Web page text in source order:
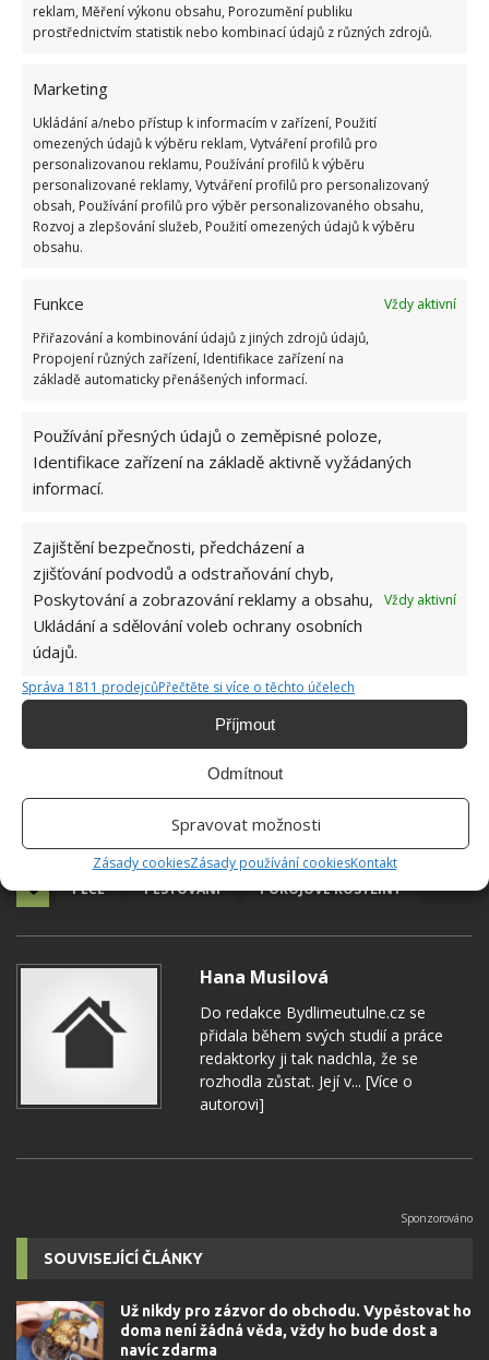
reklam, Měření výkonu obsahu, Porozumění publiku
prostřednictvím statistik nebo kombinací údajů z různých zdrojů.
Marketing
Ukládání a/nebo přístup k informacím v zařízení, Použití
omezených údajů k výběru reklam, Vytváření profilů pro
personalizovanou reklamu, Používání profilů k výběru
personalizované reklamy, Vytváření profilů pro personalizovaný
obsah, Používání profilů pro výběr personalizovaného obsahu,
Rozvoj a zlepšování služeb, Použití omezených údajů k výběru
obsahu.
Funkce
Vždy aktivní
Přiřazování a kombinování údajů z jiných zdrojů údajů,
Propojení různých zařízení, Identifikace zařízení na
základě automaticky přenášených informací.
Používání přesných údajů o zeměpisné poloze,
Identifikace zařízení na základě aktivně vyžádaných
informací.
Zajištění bezpečnosti, předcházení a
zjišťování podvodů a odstraňování chyb,
Poskytování a zobrazování reklamy a obsahu,
Ukládání a sdělování voleb ochrany osobních
údajů.
Vždy aktivní
Správa 1811 prodejcůPřečtěte si více o těchto účelech
Příjmout
Odmítnout
Spravovat možnosti
Zásady cookiesZásady používání cookiesKontakt
když úplně vyschla a k růstu nepotřebovala ani
v době vegetačního období.
PÉČE PĚSTOVÁNÍ POKOJOVÉ ROSTLINY
Hana Musilová
Do redakce Bydlimeutulne.cz se
přidala během svých studií a práce
redaktorky ji tak nadchla, že se
rozhodla zůstat. Její v... [Více o
autorovi]
SOUVISEJÍCÍ ČLÁNKY
Už nikdy pro zázvor do obchodu. Vypěstovat ho
doma není žádná věda, vždy ho bude dost a
navíc zdarma